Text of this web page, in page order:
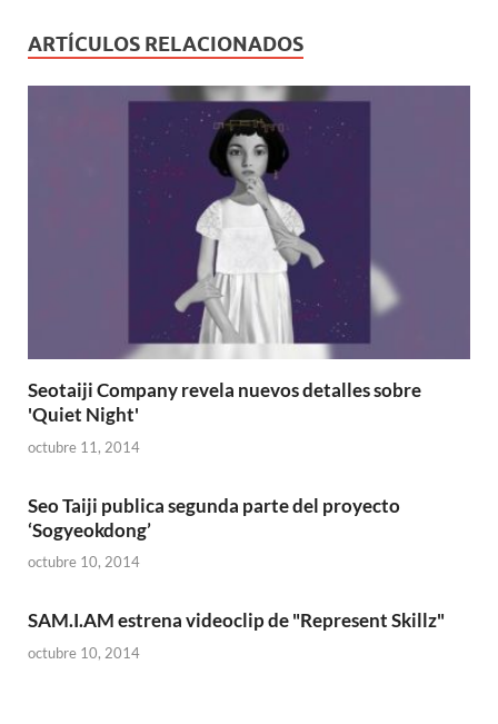
ARTÍCULOS RELACIONADOS
Seotaiji Company revela nuevos detalles sobre
'Quiet Night'
octubre 11, 2014
Seo Taiji publica segunda parte del proyecto
‘Sogyeokdong’
octubre 10, 2014
SAM.I.AM estrena videoclip de "Represent Skillz"
octubre 10, 2014